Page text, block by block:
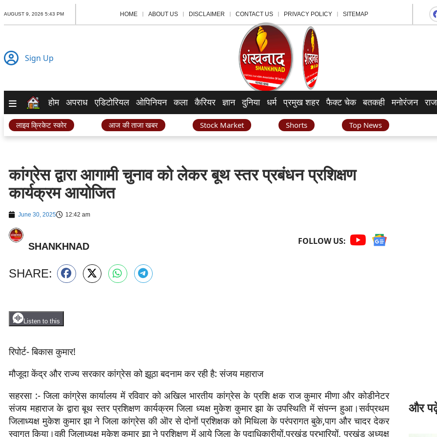
AUGUST 9, 2026 5:43 PM HOME ABOUT US DISCLAIMER CONTACT US PRIVACY POLICY SITEMAP
Sign Up
होम अपराध एडिटोरियल ओपिनियन कला कैरियर ज्ञान दुनिया धर्म प्रमुख शहर फैक्ट चेक बतकही मनोरंजन
लाइव क्रिकेट स्कोर आज की ताजा खबर Stock Market Shorts Top News
कांग्रेस द्वारा आगामी चुनाव को लेकर बूथ स्तर प्रबंधन प्रशिक्षण
कार्यक्रम आयोजित
June 30, 2025 12:42 am
SHANKHNAD FOLLOW US:
SHARE:
Listen to this
रिपोर्ट- बिकास कुमार!
मौजूदा केंद्र और राज्य सरकार कांग्रेस को झूठा बदनाम कर रही है: संजय महाराज
सहरसा :- जिला कांग्रेस कार्यालय में रविवार को अखिल भारतीय कांग्रेस के प्रशि क्षक राज कुमार मीणा और कोडीनेटर
संजय महाराज के द्वारा बूथ स्तर प्रशिक्षण कार्यक्रम जिला ध्यक्ष मुकेश कुमार झा के उपस्थिति में संपन्न हुआ।सर्वप्रथम
जिलाध्यक्ष मुकेश कुमार झा ने जिला कांग्रेस की ऒर से दोनों प्रशिक्षक को मिथिला के परंपरागत बुके,पाग और चादर देकर
स्वागत किया।वही जिलाध्यक्ष मुकेश कुमार झा ने प्रशिक्षण में आये जिला के पदाधिकारीयों,प्रखंड प्रभारियों, प्रखंड अध्यक्ष
और